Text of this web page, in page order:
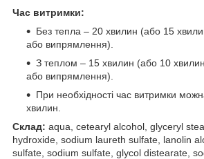
Час витримки:
Без тепла – 20 хвилин (або 15
або випрямлення).
З теплом – 15 хвилин (або 10 хвилин
або випрямлення).
При необхідності час витримки
хвилин.
Склад: aqua, cetearyl alcohol, glyceryl
hydroxide, sodium laureth sulfate, lanolin
sulfate, sodium sulfate, glycol distearate,